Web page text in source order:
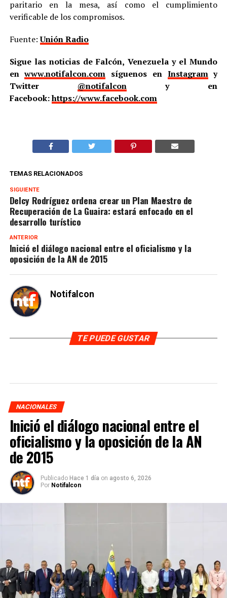
paritario en la mesa, así como el cumplimiento
verificable de los compromisos.
Fuente:Unión Radio
Sigue las noticias de Falcón, Venezuela y el Mundo
enwww.notifalcon.com síguenos en Instagramy
Twitter @notifalcony en
Facebook:https://www.facebook.com
TEMAS RELACIONADOS
SIGUIENTE
Delcy Rodríguez ordena crear un Plan Maestro de
Recuperación de La Guaira: estará enfocado en el
desarrollo turístico
ANTERIOR
Inició el diálogo nacional entre el oficialismo y la
oposición de la AN de 2015
Notifalcon
TE PUEDE GUSTAR
NACIONALES
Inició el diálogo nacional entre el
oficialismo y la oposición de la AN
de 2015
Publicado Hace 1 día on agosto 6, 2026
Por Notifalcon